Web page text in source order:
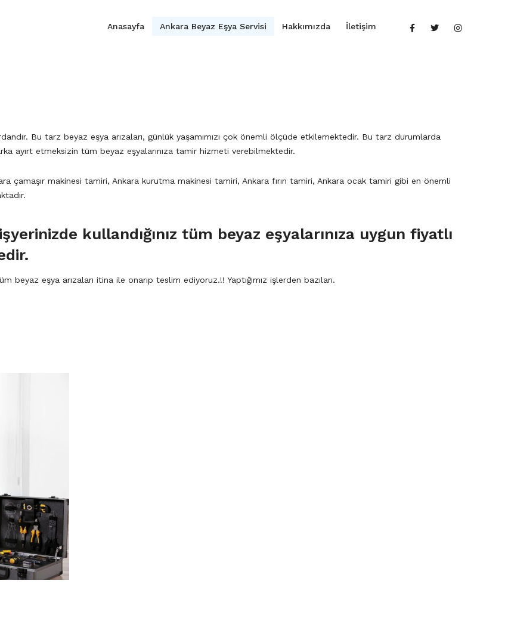
Anasayfa Ankara Beyaz Eşya Servisi Hakkımızda İletişim
Bu tarz beyaz eşya arızaları, günlük yaşamımızı çok önemli ölçüde etkilemektedir. Bu tarz durumlarda
ayırt etmeksizin tüm beyaz eşyalarınıza tamir hizmeti verebilmektedir.
çamaşır makinesi tamiri, Ankara kurutma makinesi tamiri, Ankara fırın tamiri, Ankara ocak tamiri gibi en önemli
kullandığınız tüm beyaz eşyalarınıza uygun fiyatlı
beyaz eşya arızaları itina ile onarıp teslim ediyoruz.!! Yaptığımız işlerden bazıları.